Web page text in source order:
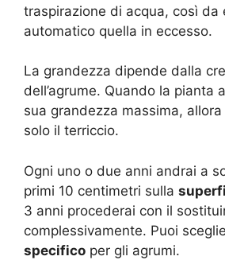
traspirazione di acqua, così da
automatico quella in eccesso.
La grandezza dipende dalla
dell’agrume. Quando la pianta
sua grandezza massima,
solo il terriccio.
Ogni uno o due anni andrai a
primi 10 centimetri sulla
3 anni procederai con il
complessivamente. Puoi
specifico per gli agrumi.